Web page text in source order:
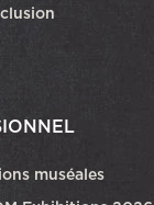
muséales